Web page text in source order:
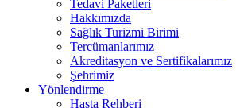
Tedavi Paketleri
Hakkımızda
Sağlık Turizmi Birimi
Tercümanlarımız
Akreditasyon ve Sertifikalarımız
Şehrimiz
Yönlendirme
Hasta Rehberi